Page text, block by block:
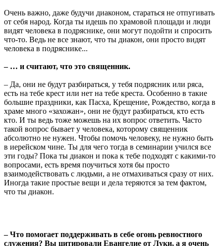
Очень важно, даже будучи диаконом, стараться не отпугивать
от себя народ. Когда ты идешь по храмовой площади и люди
видят человека в подряснике, они могут подойти и спросить
что-то. Ведь не все знают, что ты диакон, они просто видят
человека в подряснике...
– … и считают, что это священник.
– Да, они не будут разбираться, у тебя подрясник или ряса,
есть на тебе крест или нет на тебе креста. Особенно в такие
большие праздники, как Пасха, Крещение, Рождество, когда в
храме много «захожан», они не будут разбираться, кто есть
кто. И ты ведь тоже можешь на их вопрос ответить. Часто
такой вопрос бывает у человека, которому священник
абсолютно не нужен. Чтобы помочь человеку, не нужно быть
в иерейском чине. Ты для чего тогда в семинарии учился все
эти годы? Пока ты диакон и пока к тебе подходят с какими-то
вопросами, есть время поучиться хотя бы просто
взаимодействовать с людьми, а не отмахиваться сразу от них.
Иногда такие простые вещи и дела теряются за тем фактом,
что ты диакон.
– Что помогает поддерживать в себе огонь ревностного
служения? Вы цитировали Евангелие от Луки, а я очень